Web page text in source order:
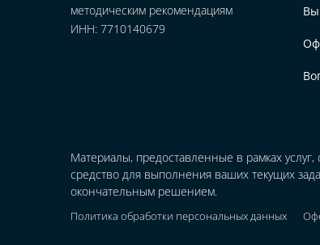
методическим рекомендациям
ИНН: 7710140679
Материалы, предоставленные в рамках услуг,
средство для выполнения ваших текущих
окончательным решением.
Политика обработки персональных данных